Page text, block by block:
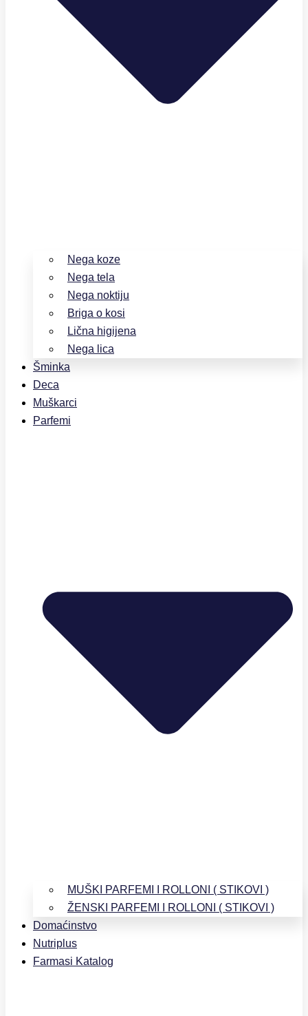
Nega koze
Nega tela
Nega noktiju
Briga o kosi
Lična higijena
Nega lica
Šminka
Deca
Muškarci
Parfemi
MUŠKI PARFEMI I ROLLONI ( STIKOVI )
ŽENSKI PARFEMI I ROLLONI ( STIKOVI )
Domaćinstvo
Nutriplus
Farmasi Katalog